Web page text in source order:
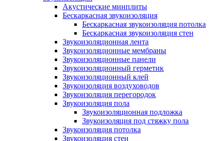
Акустические минплиты
Бескаркасная звукоизоляция
Бескаркасная звукоизоляция потолка
Бескаркасная звукоизоляция стен
Звукоизоляционная лента
Звукоизоляционные мембраны
Звукоизоляционные панели
Звукоизоляционный герметик
Звукоизоляционный клей
Звукоизоляция воздуховодов
Звукоизоляция перегородок
Звукоизоляция пола
Звукоизоляционная подложка
Звукоизоляция под стяжку пола
Звукоизоляция потолка
Звукоизоляция стен